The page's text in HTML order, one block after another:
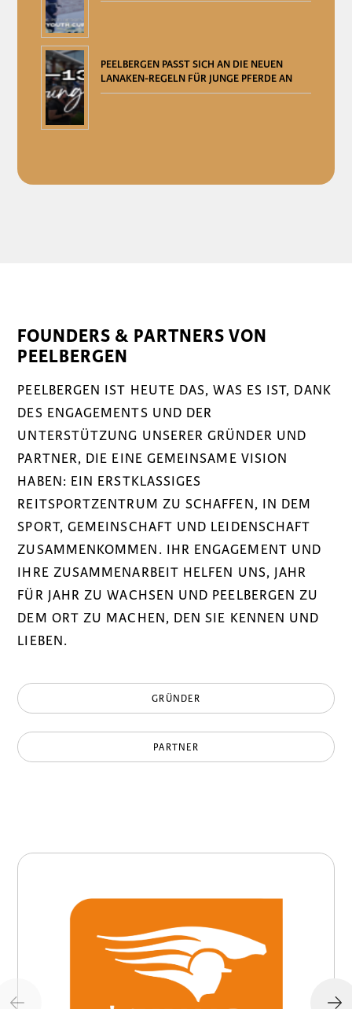
PEELBERGEN PASST SICH AN DIE NEUEN
LANAKEN-REGELN FÜR JUNGE PFERDE AN
FOUNDERS & PARTNERS VON
PEELBERGEN
PEELBERGEN IST HEUTE DAS, WAS ES IST, DANK
DES ENGAGEMENTS UND DER
UNTERSTÜTZUNG UNSERER GRÜNDER UND
PARTNER, DIE EINE GEMEINSAME VISION
HABEN: EIN ERSTKLASSIGES
REITSPORTZENTRUM ZU SCHAFFEN, IN DEM
SPORT, GEMEINSCHAFT UND LEIDENSCHAFT
ZUSAMMENKOMMEN. IHR ENGAGEMENT UND
IHRE ZUSAMMENARBEIT HELFEN UNS, JAHR
FÜR JAHR ZU WACHSEN UND PEELBERGEN ZU
DEM ORT ZU MACHEN, DEN SIE KENNEN UND
LIEBEN.
GRÜNDER
PARTNER